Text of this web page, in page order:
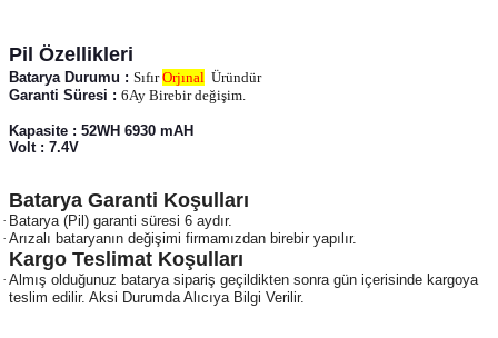
Pil Özellikleri
Batarya Durumu : SıfırOrjınal Üründür
Garanti Süresi : 6Ay Birebir değişim.
Kapasite : 52WH 6930 mAH
Volt : 7.4V
Batarya Garanti Koşulları
Batarya (Pil) garanti süresi 6 aydır.
Arızalı bataryanın değişimi firmamızdan birebir yapılır.
Kargo Teslimat Koşulları
Almış olduğunuz batarya sipariş geçildikten sonra gün içerisinde kargoya
teslim edilir. Aksi Durumda Alıcıya Bilgi Verilir.